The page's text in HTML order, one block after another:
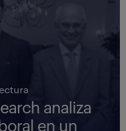
analiza
en un